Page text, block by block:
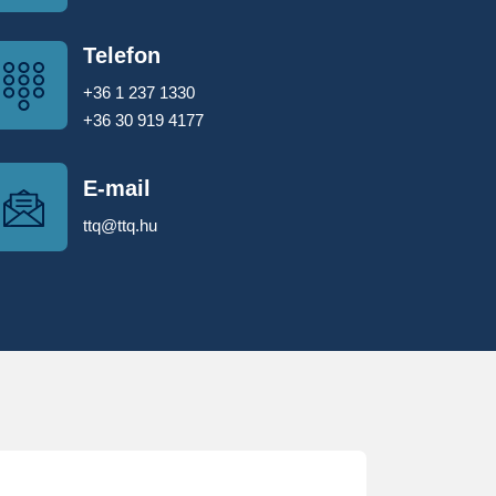
Telefon
+36 1 237 1330
+36 30 919 4177
E-mail
ttq@ttq.hu